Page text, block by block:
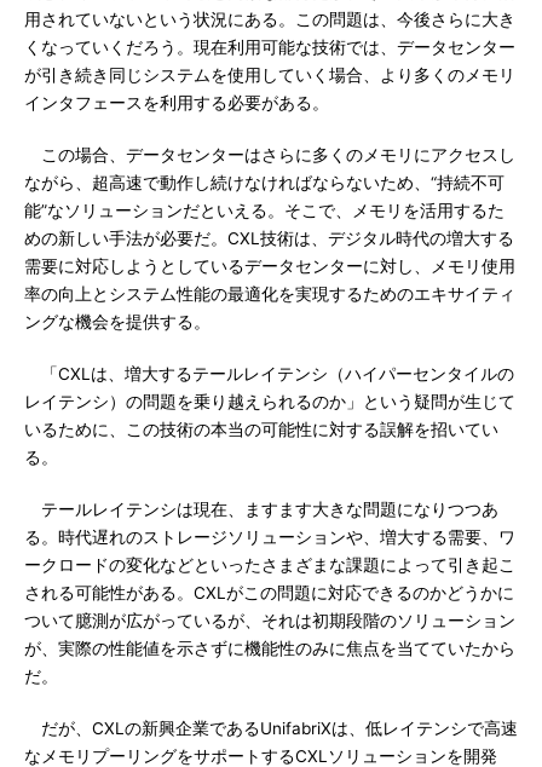
用されていないという状況にある。この問題は、今後さらに大き
くなっていくだろう。現在利用可能な技術では、データセンター
が引き続き同じシステムを使用していく場合、より多くのメモリ
インタフェースを利用する必要がある。
この場合、データセンターはさらに多くのメモリにアクセスし
ながら、超高速で動作し続けなければならないため、“持続不可
能”なソリューションだといえる。そこで、メモリを活用するた
めの新しい手法が必要だ。CXL技術は、デジタル時代の増大する
需要に対応しようとしているデータセンターに対し、メモリ使用
率の向上とシステム性能の最適化を実現するためのエキサイティ
ングな機会を提供する。
「CXLは、増大するテールレイテンシ（ハイパーセンタイルの
レイテンシ）の問題を乗り越えられるのか」という疑問が生じて
いるために、この技術の本当の可能性に対する誤解を招いてい
る。
テールレイテンシは現在、ますます大きな問題になりつつあ
る。時代遅れのストレージソリューションや、増大する需要、ワ
ークロードの変化などといったさまざまな課題によって引き起こ
される可能性がある。CXLがこの問題に対応できるのかどうかに
ついて臆測が広がっているが、それは初期段階のソリューション
が、実際の性能値を示さずに機能性のみに焦点を当てていたから
だ。
だが、CXLの新興企業であるUnifabriXは、低レイテンシで高速
なメモリプーリングをサポートするCXLソリューションを開発